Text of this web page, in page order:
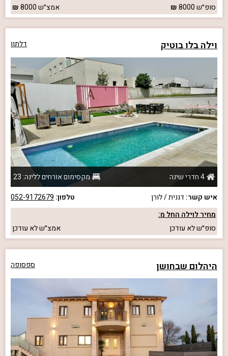
סופ״ש8000 אמצ״ש8000
וילה בלו בוטיק דלתון
4 חדרי שינה
מקסימום אורחים ללינה: 23
איש קשר: דגנית / לורן טלפון: 052-9172679
מחיר לוילה החל מ:
סופ״שלא עודכן אמצ״שלא עודכן
היהלום שבחושן ספסופה